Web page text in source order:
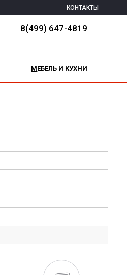
КОНТАКТЫ
8(499) 647-4819
МЕБЕЛЬ И КУХНИ